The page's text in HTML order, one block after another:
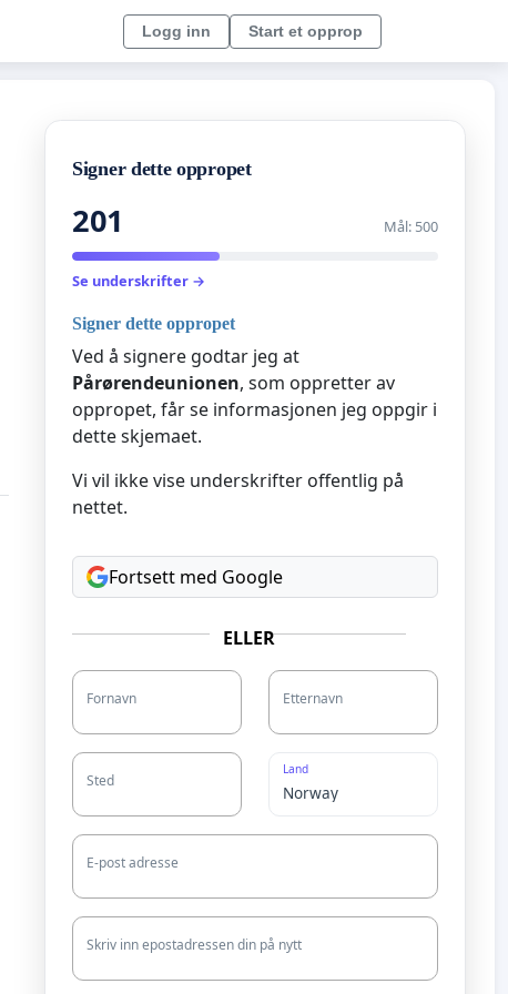
Logg inn Start et opprop
Signer dette oppropet
201 Mål: 500
Se underskrifter →
Signer dette oppropet
Ved å signere godtar jeg at
Pårørendeunionen, som oppretter av
oppropet, får se informasjonen jeg oppgir i
dette skjemaet.
Vi vil ikke vise underskrifter offentlig på
nettet.
Fortsett med Google
ELLER
Fornavn Etternavn
Sted
Land
E-post adresse
Skriv inn epostadressen din på nytt